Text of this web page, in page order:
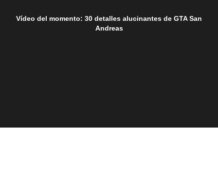
Vídeo del momento: 30 detalles alucinantes de GTA San
Andreas